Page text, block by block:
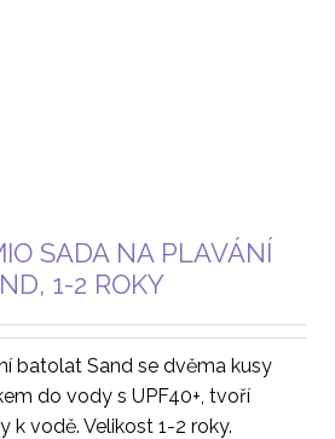
SADA NA PLAVÁNÍ
1-2 ROKY
batolat Sand se dvěma kusy
do vody s UPF40+, tvoří
k vodě. Velikost 1-2 roky.